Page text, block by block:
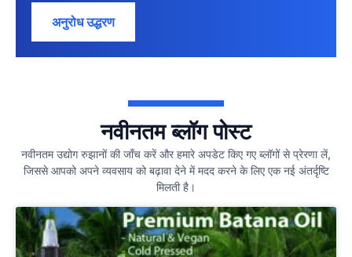
अनुरोध उद्धरण
नवीनतम ब्लॉग पोस्ट
नवीनतम उद्योग रुझानों की जाँच करें और हमारे अपडेट किए गए ब्लॉगों से प्रेरणा लें,
जिससे आपको अपने व्यवसाय को बढ़ावा देने में मदद करने के लिए एक नई अंतर्दृष्टि
मिलती है।